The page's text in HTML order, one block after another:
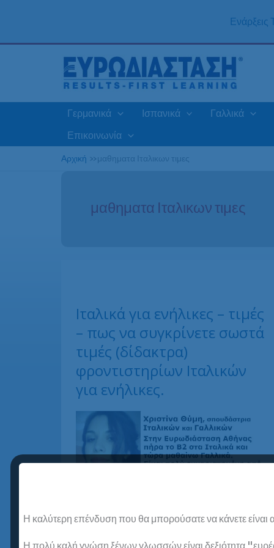
Ενάρξεις
Γερμανικά Ισπανικά Γαλλικά
Επικοινωνία
Αρχική »μαθηματα Ιταλικων τιμες
μαθηματα Ιταλικων τιμες
Ιταλικά για ενήλικες – τιμές
– πως να συγκρίνετε σωστά
τιμές (δίδακτρα)
φροντιστηρίων Ιταλικών
για ενήλικες.
Η καλύτερη επένδυση που θα μπορούσατε να κάνετε είναι